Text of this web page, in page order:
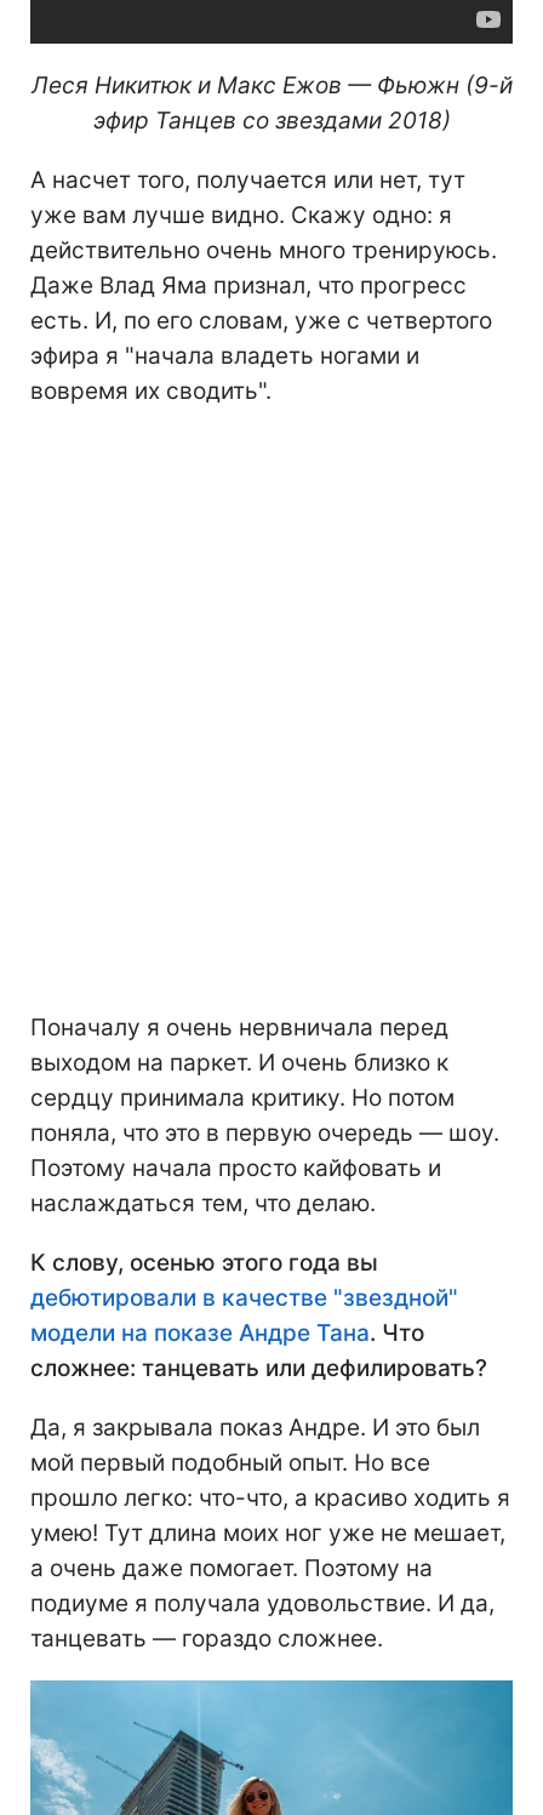
Леся Никитюк и Макс Ежов — Фьюжн (9-й
эфир Танцев со звездами 2018)
А насчет того, получается или нет, тут
уже вам лучше видно. Скажу одно: я
действительно очень много тренируюсь.
Даже Влад Яма признал, что прогресс
есть. И, по его словам, уже с четвертого
эфира я "начала владеть ногами и
вовремя их сводить".
Поначалу я очень нервничала перед
выходом на паркет. И очень близко к
сердцу принимала критику. Но потом
поняла, что это в первую очередь — шоу.
Поэтому начала просто кайфовать и
наслаждаться тем, что делаю.
К слову, осенью этого года вы
дебютировали в качестве "звездной"
модели на показе Андре Тана. Что
сложнее: танцевать или дефилировать?
Да, я закрывала показ Андре. И это был
мой первый подобный опыт. Но все
прошло легко: что-что, а красиво ходить я
умею! Тут длина моих ног уже не мешает,
а очень даже помогает. Поэтому на
подиуме я получала удовольствие. И да,
танцевать — гораздо сложнее.